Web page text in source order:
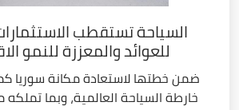
السياحة تستقطب
للعوائد والمعززة للنمو
ضمن خطتها لاستعادة مكانة سوريا
خارطة السياحة العالمية، وبما تملكه